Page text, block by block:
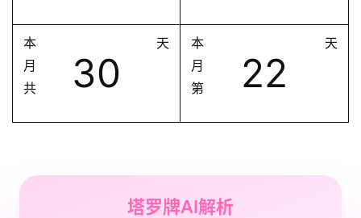
本
月
共
30
天
本
月
第
22
天
塔罗牌AI解析